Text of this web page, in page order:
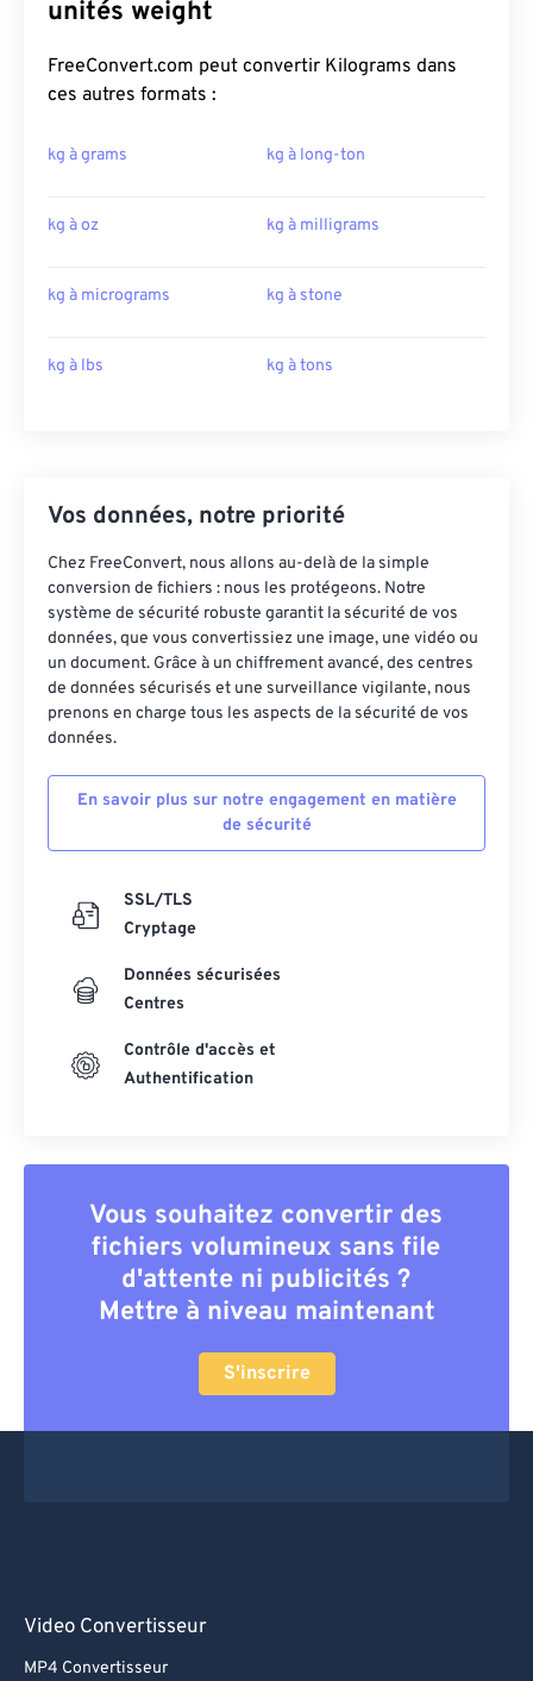
unités weight
FreeConvert.com peut convertir Kilograms dans
ces autres formats :
kg à grams kg à long-ton
kg à oz kg à milligrams
kg à micrograms kg à stone
kg à lbs kg à tons
Vos données, notre priorité
Chez FreeConvert, nous allons au-delà de la simple
conversion de fichiers : nous les protégeons. Notre
système de sécurité robuste garantit la sécurité de vos
données, que vous convertissiez une image, une vidéo ou
un document. Grâce à un chiffrement avancé, des centres
de données sécurisés et une surveillance vigilante, nous
prenons en charge tous les aspects de la sécurité de vos
données.
En savoir plus sur notre engagement en matière
de sécurité
SSL/TLS
Cryptage
Données sécurisées
Centres
Contrôle d'accès et
Authentification
Vous souhaitez convertir des
fichiers volumineux sans file
d'attente ni publicités ?
Mettre à niveau maintenant
S'inscrire
Video Convertisseur
MP4 Convertisseur